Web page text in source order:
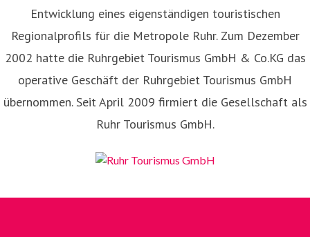
Entwicklung eines eigenständigen touristischen
Regionalprofils für die Metropole Ruhr. Zum Dezember
2002 hatte die Ruhrgebiet Tourismus GmbH & Co.KG das
operative Geschäft der Ruhrgebiet Tourismus GmbH
übernommen. Seit April 2009 firmiert die Gesellschaft als
Ruhr Tourismus GmbH.